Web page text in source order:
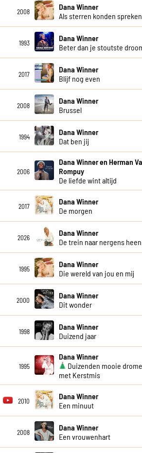
2008
Dana Winner
Als sterren konden spreken
1993
Dana Winner
Beter dan je stoutste
2017
Dana Winner
Blijf nog even
2008
Dana Winner
Brussel
1994
Dana Winner
Dat ben jij
2006
Dana Winner en Herman
Rompuy
De liefde wint altijd
2017
Dana Winner
De morgen
2026
Dana Winner
De trein naar nergens heen
1995
Dana Winner
Die wereld van jou en mij
2000
Dana Winner
Dit wonder
1998
Dana Winner
Duizend jaar
1995
Dana Winner
Duizenden mooie
met Kerstmis
2010
Dana Winner
Een minuut
2008
Dana Winner
Een vrouwenhart